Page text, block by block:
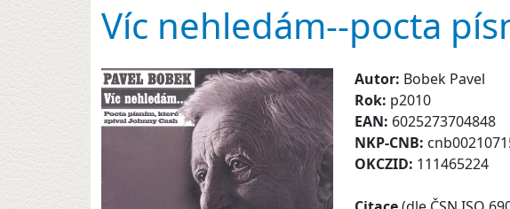
Víc nehledám--pocta
Autor: Bobek Pavel
Rok: p2010
EAN: 6025273704848
NKP-CNB:
OKCZID: 111465224